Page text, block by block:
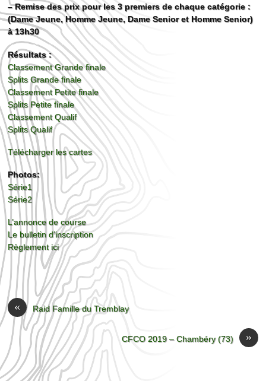
– Remise des prix pour les 3 premiers de chaque catégorie :
(Dame Jeune, Homme Jeune, Dame Senior et Homme Senior)
à 13h30
Résultats :
Classement Grande finale
Splits Grande finale
Classement Petite finale
Splits Petite finale
Classement Qualif
Splits Qualif
Télécharger les cartes
Photos:
Série1
Série2
L’annonce de course
Le bulletin d’inscription
Règlement ici
« Raid Famille du Tremblay
»
CFCO 2019 – Chambéry (73)